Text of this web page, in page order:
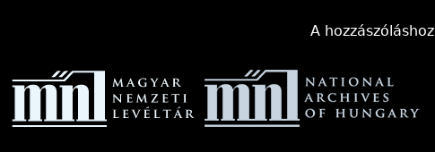
A hozzászóláshoz